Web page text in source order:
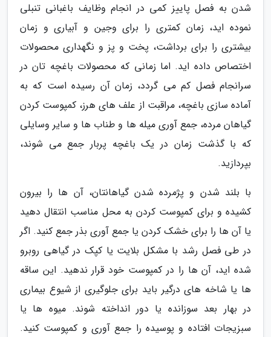
شدن به فصل پاییز کمی در انجام وظایف باغبانی تنبلی
نموده اید، زمان کمتری را برای وجین و آبیاری و زمان
بیشتری را برای برداشت، پخت و پز و نگهداری محصولات
اختصاص داده اید. اما زمانی که محصولات باغچه تان در
سرانجام فصل کم می گردد، زمان آن رسیده است که به
آماده سازی باغچه، مراقبت از علف های هرز، کمپوست کردن
گیاهان مرده، جمع آوری میله ها و طناب ها و سایر وسایلی
که با گذشت زمان در یک باغچه پربار جمع می شوند،
بپردازید.
با بلند شدن و پژمرده شدن گیاهانتان، آن ها را بیرون
کشیده و برای کمپوست کردن به محل مناسب انتقال دهید
یا آن ها را برای خشک کردن یا جمع آوری بذر جمع کنید. اگر
در طی فصل رشد با مشکل بلایت یا کپک در گیاهی روبرو
شده اید، آن ها را در کمپوست خود قرار ندهید. این ساقه
ها یا شاخه های درگیر باید برای جلوگیری از شیوع بیماری
در بهار بعد سوزانده یا دور انداخته شوند. میوه ها یا
سبزیجات افتاده و پوسیده را جمع آوری و کمپوست کنید.